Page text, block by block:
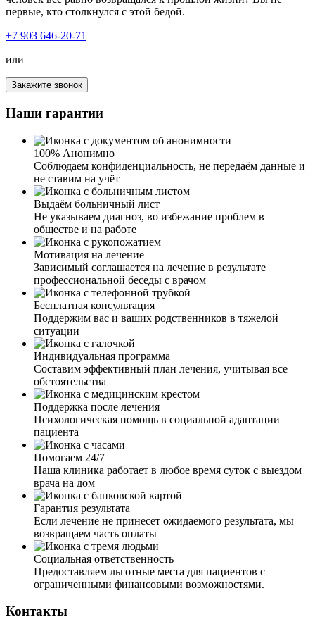
Хочу выразить огромную благодарность вашему
наркологу за вывод из запоя моей дочери! Столкнулась
с таким в первые. Дочь пришла домой просто в
неадекватном состоянии, еле стояла на ногах, было
бледное лицо. Испугавшись, я обратилась к вам. Было
уже довольно поздно, и я думала, никуда и не
дозвонюсь. Но вы ответили быстро, и ночью приехали к
нам. Осмотрев мою дочь и узнав всю информацию,
была поставлена капельница – у дочери было сильное
отравление. От ваших услуг только положительные
эмоции и результат.
Я человек в возрасте, сердце подводит. И тут
трехдневный запой, чувствую, что сам не выдержал бы.
Спустился к соседу, он как-то говорил, что его
выводили из запоя. Взял ваш номер и позвонил. Очень
приветливая девушка задала мне вопросы про возраст,
про хронические заболевания, аллергии и так далее.
Озвучила сумму за услуги. Приехал врач, осмотрел,
сделал ЭКГ, померил давление, согласовав со мной
препараты, поставил капельницу. Очень доволен
работой и результатом. Быстро, четко и по делу.
Мой муж ушёл в запой на несколько недель. Я
обратилась к вам, так как он не хотел выходить из запоя.
Мне дали четкие рекомендации по поведению с ним. И
через пару дней, благодаря вашим рекомендациям, я
смогла настоять и уговорить мужа о выводе из запоя.
Приехал врач, установил капельницу, провел беседу с
мужем. Теперь муж хочет закодировать, это чудо и
только.
первые, кто столкнулся с этой бедой.
+7 903 646-20-71
или
Закажите звонок
Наши гарантии
100% Анонимно
Соблюдаем конфиденциальность, не передаём данные и
не ставим на учёт
Выдаём больничный лист
Не указываем диагноз, во избежание проблем в
обществе и на работе
Мотивация на лечение
Зависимый соглашается на лечение в результате
профессиональной беседы с врачом
Бесплатная консультация
Поддержим вас и ваших родственников в тяжелой
ситуации
Индивидуальная программа
Составим эффективный план лечения, учитывая все
обстоятельства
Поддержка после лечения
Психологическая помощь в социальной адаптации
пациента
Помогаем 24/7
Наша клиника работает в любое время суток с выездом
врача на дом
Гарантия результата
Если лечение не принесет ожидаемого результата, мы
возвращаем часть оплаты
Социальная ответственность
Предоставляем льготные места для пациентов с
ограниченными финансовыми возможностями.
Контакты